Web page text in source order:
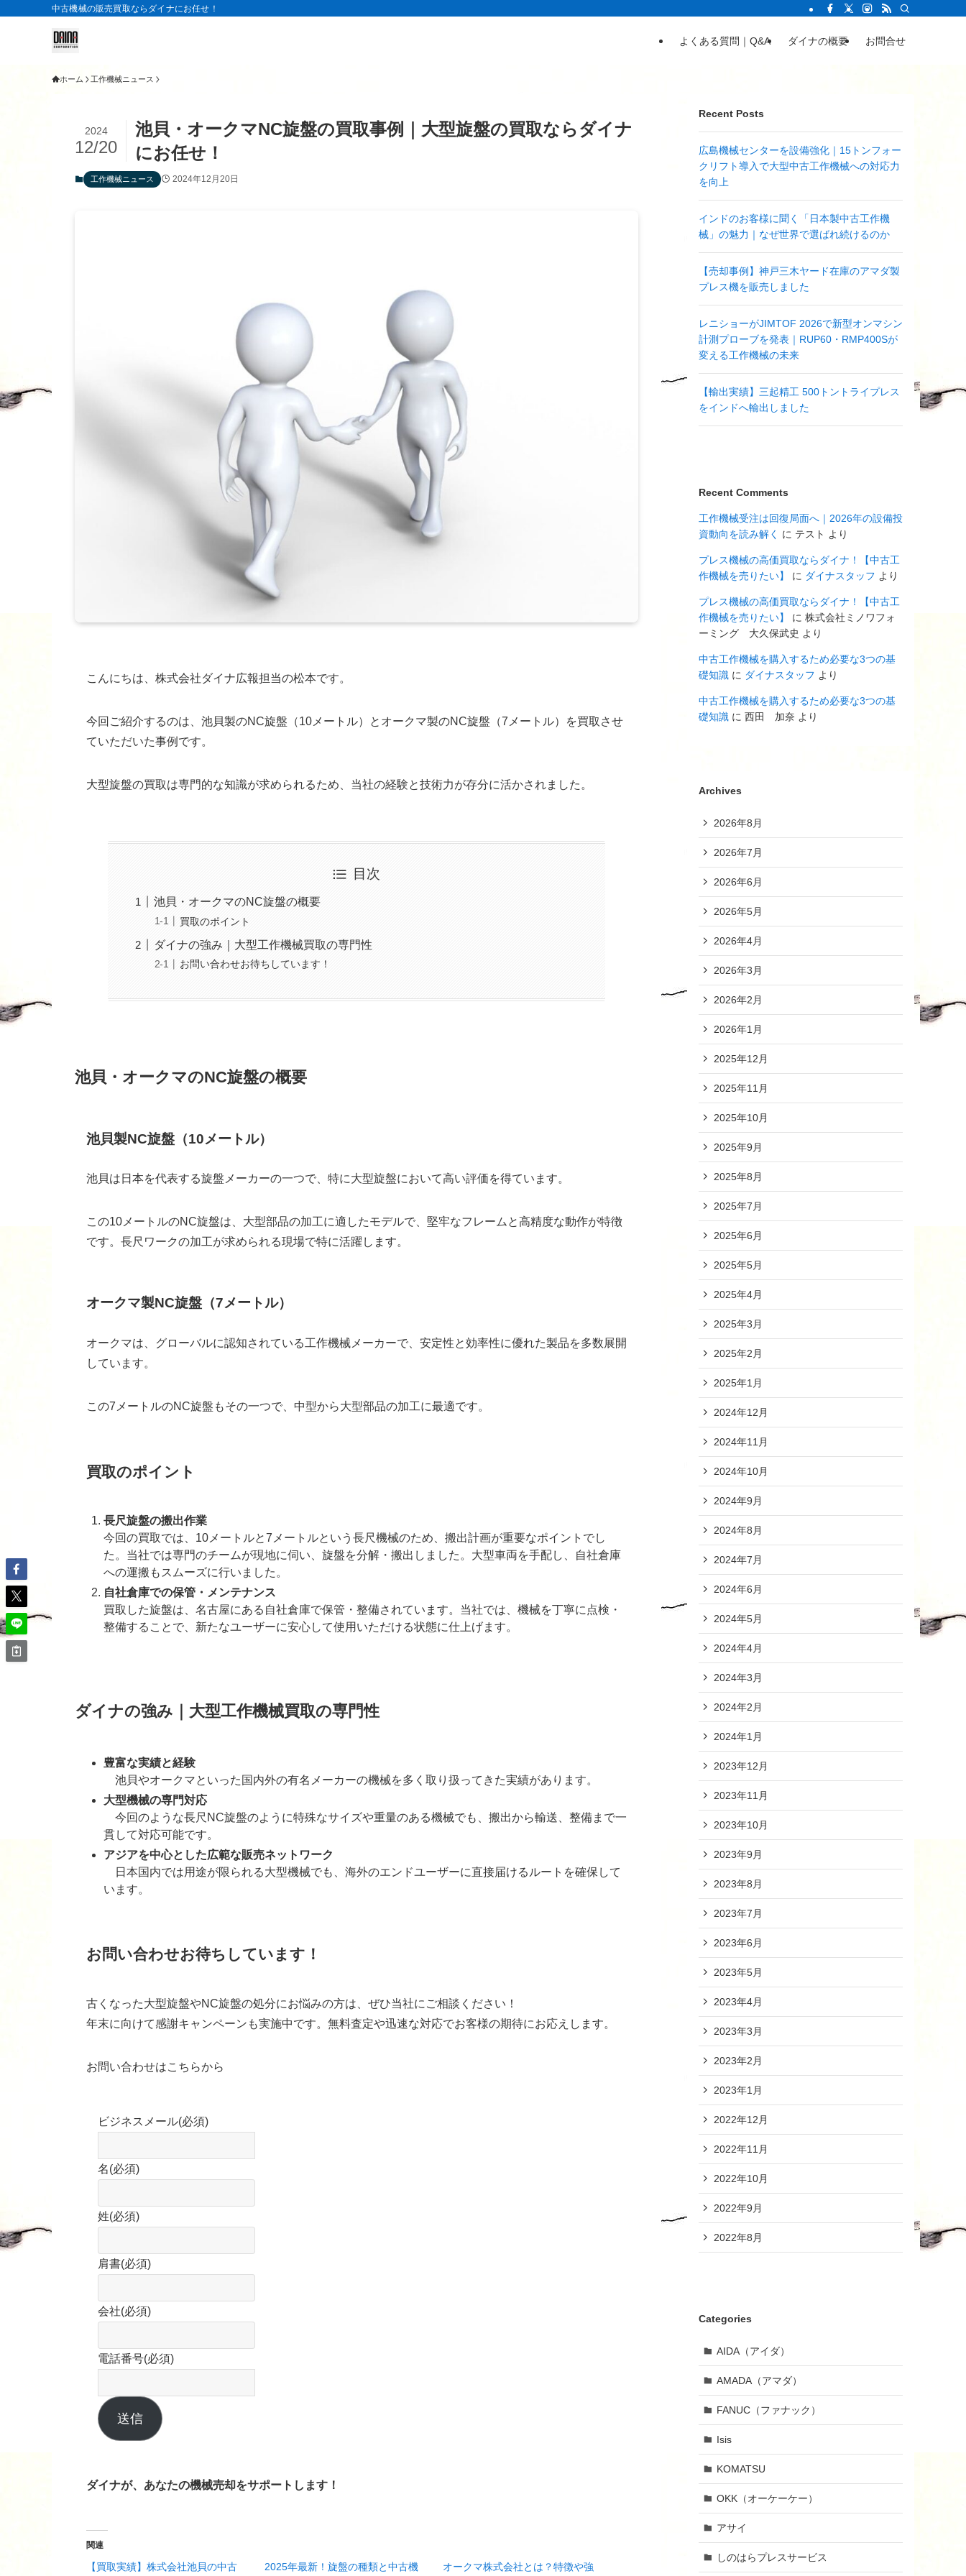
中古機械の販売買取ならダイナにお任せ！
よくある質問｜Q&A ダイナの概要 お問合せ
ホーム 工作機械ニュース
池貝・オークマNC旋盤の買取事例｜大型旋盤の買取ならダイナ
にお任せ！
2024
12/20
工作機械ニュース 2024年12月20日
こんにちは、株式会社ダイナ広報担当の松本です。
今回ご紹介するのは、池貝製のNC旋盤（10メートル）とオークマ製のNC旋盤（7メートル）を買取させ
ていただいた事例です。
大型旋盤の買取は専門的な知識が求められるため、当社の経験と技術力が存分に活かされました。
目次
池貝・オークマのNC旋盤の概要
買取のポイント
ダイナの強み｜大型工作機械買取の専門性
お問い合わせお待ちしています！
池貝・オークマのNC旋盤の概要
池貝製NC旋盤（10メートル）
池貝は日本を代表する旋盤メーカーの一つで、特に大型旋盤において高い評価を得ています。
この10メートルのNC旋盤は、大型部品の加工に適したモデルで、堅牢なフレームと高精度な動作が特徴
です。長尺ワークの加工が求められる現場で特に活躍します。
オークマ製NC旋盤（7メートル）
オークマは、グローバルに認知されている工作機械メーカーで、安定性と効率性に優れた製品を多数展開
しています。
この7メートルのNC旋盤もその一つで、中型から大型部品の加工に最適です。
買取のポイント
長尺旋盤の搬出作業
今回の買取では、10メートルと7メートルという長尺機械のため、搬出計画が重要なポイントでし
た。当社では専門のチームが現地に伺い、旋盤を分解・搬出しました。大型車両を手配し、自社倉庫
への運搬もスムーズに行いました。
自社倉庫での保管・メンテナンス
買取した旋盤は、名古屋にある自社倉庫で保管・整備されています。当社では、機械を丁寧に点検・
整備することで、新たなユーザーに安心して使用いただける状態に仕上げます。
ダイナの強み｜大型工作機械買取の専門性
豊富な実績と経験
池貝やオークマといった国内外の有名メーカーの機械を多く取り扱ってきた実績があります。
大型機械の専門対応
今回のような長尺NC旋盤のように特殊なサイズや重量のある機械でも、搬出から輸送、整備まで一
貫して対応可能です。
アジアを中心とした広範な販売ネットワーク
日本国内では用途が限られる大型機械でも、海外のエンドユーザーに直接届けるルートを確保して
います。
お問い合わせお待ちしています！
古くなった大型旋盤やNC旋盤の処分にお悩みの方は、ぜひ当社にご相談ください！
年末に向けて感謝キャンペーンも実施中です。無料査定や迅速な対応でお客様の期待にお応えします。
お問い合わせはこちらから
ビジネスメール(必須)
名(必須)
姓(必須)
肩書(必須)
会社(必須)
電話番号(必須)
送信
ダイナが、あなたの機械売却をサポートします！
関連
【買取実績】株式会社池貝の中古
2025年最新！旋盤の種類と中古機
オークマ株式会社とは？特徴や強
Recent Posts
広島機械センターを設備強化｜15トンフォー
クリフト導入で大型中古工作機械への対応力
を向上
インドのお客様に聞く「日本製中古工作機
械」の魅力｜なぜ世界で選ばれ続けるのか
【売却事例】神戸三木ヤード在庫のアマダ製
プレス機を販売しました
レニショーがJIMTOF 2026で新型オンマシン
計測プローブを発表｜RUP60・RMP400Sが
変える工作機械の未来
【輸出実績】三起精工 500トントライプレス
をインドへ輸出しました
Recent Comments
工作機械受注は回復局面へ｜2026年の設備投
資動向を読み解く
に テスト より
プレス機械の高価買取ならダイナ！【中古工
作機械を売りたい】
に ダイナスタッフ より
プレス機械の高価買取ならダイナ！【中古工
作機械を売りたい】
に 株式会社ミノワフォ
ーミング 大久保武史 より
中古工作機械を購入するため必要な3つの基
礎知識 に ダイナスタッフ より
中古工作機械を購入するため必要な3つの基
礎知識 に 西田 加奈 より
Archives
2026年8月
2026年7月
2026年6月
2026年5月
2026年4月
2026年3月
2026年2月
2026年1月
2025年12月
2025年11月
2025年10月
2025年9月
2025年8月
2025年7月
2025年6月
2025年5月
2025年4月
2025年3月
2025年2月
2025年1月
2024年12月
2024年11月
2024年10月
2024年9月
2024年8月
2024年7月
2024年6月
2024年5月
2024年4月
2024年3月
2024年2月
2024年1月
2023年12月
2023年11月
2023年10月
2023年9月
2023年8月
2023年7月
2023年6月
2023年5月
2023年4月
2023年3月
2023年2月
2023年1月
2022年12月
2022年11月
2022年10月
2022年9月
2022年8月
Categories
AIDA（アイダ）
AMADA（アマダ）
FANUC（ファナック）
Isis
KOMATSU
OKK（オーケーケー）
アサイ
しのはらプレスサービス